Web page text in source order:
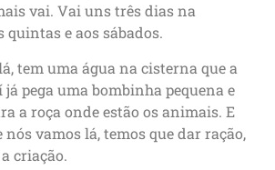
vai. Vai uns três dias na
quintas e aos sábados.
tem uma água na cisterna que a
já pega uma bombinha pequena e
a roça onde estão os animais. E
nós vamos lá, temos que dar ração,
criação.